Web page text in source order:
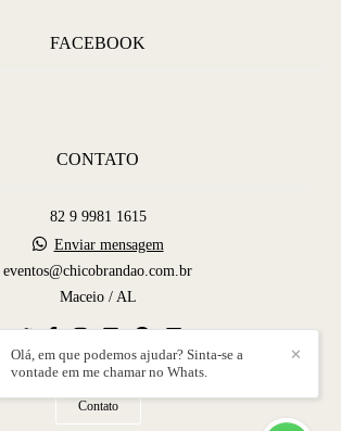
FACEBOOK
CONTATO
82 9 9981 1615
Enviar mensagem
eventos@chicobrandao.com.br
Maceio / AL
Contato
✕
Olá, em que podemos ajudar? Sinta-se a
vontade em me chamar no Whats.